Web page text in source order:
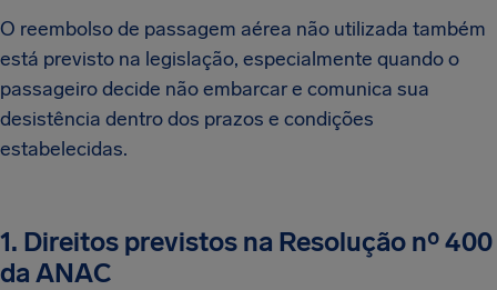
O reembolso de passagem aérea não utilizada também
está previsto na legislação, especialmente quando o
passageiro decide não embarcar e comunica sua
desistência dentro dos prazos e condições
estabelecidas.
1. Direitos previstos na Resolução nº 400
da ANAC